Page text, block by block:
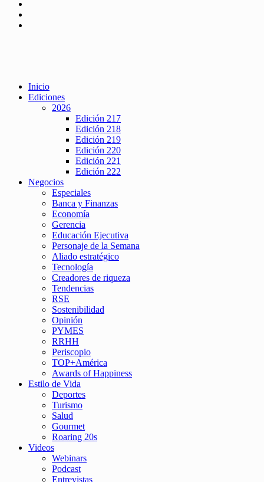
Inicio
Ediciones
2026
Edición 217
Edición 218
Edición 219
Edición 220
Edición 221
Edición 222
Negocios
Especiales
Banca y Finanzas
Economía
Gerencia
Educación Ejecutiva
Personaje de la Semana
Aliado estratégico
Tecnología
Creadores de riqueza
Tendencias
RSE
Sostenibilidad
Opinión
PYMES
RRHH
Periscopio
TOP+América
Awards of Happiness
Estilo de Vida
Deportes
Turismo
Salud
Gourmet
Roaring 20s
Videos
Webinars
Podcast
Entrevistas